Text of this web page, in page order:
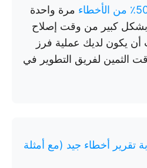
الأخطاء
مرة واحدة
بشكل كبير من وقت إصلاح
أن يكون لديك عملية فرز
الثمين لفريق التطوير في
تقرير أخطاء جيد (مع أمثلة